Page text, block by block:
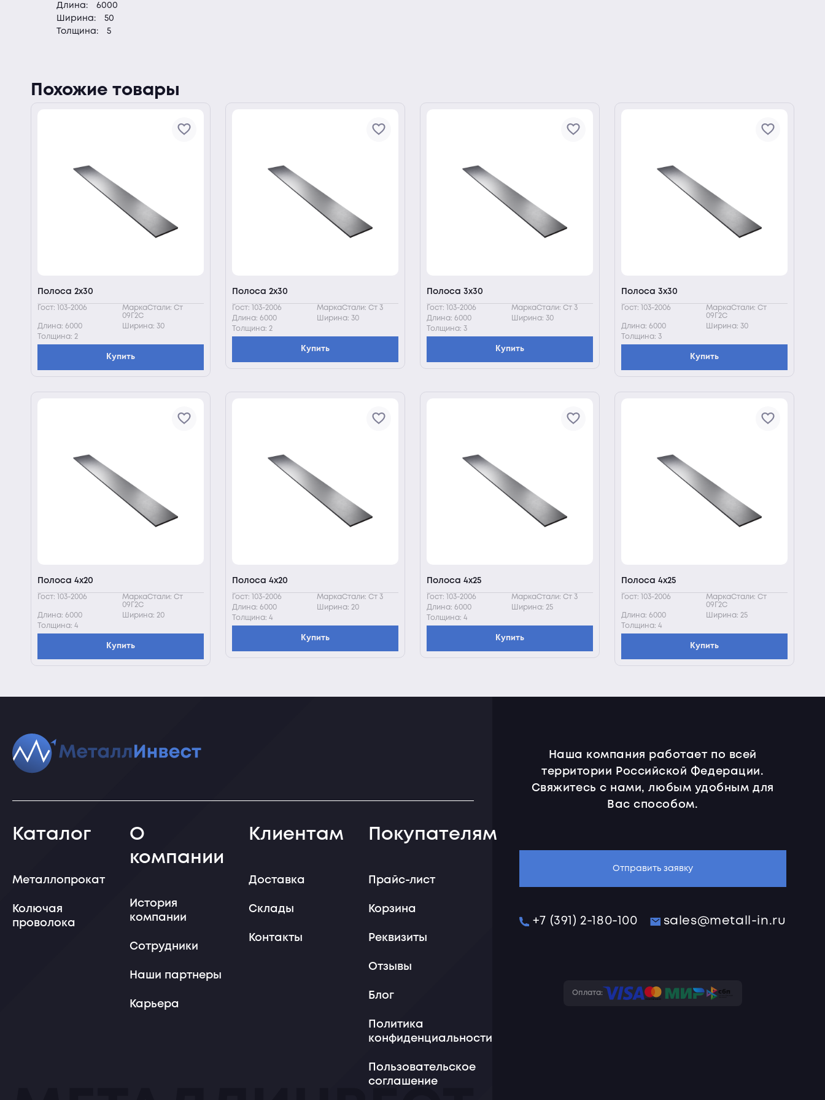
Длина:
6000
Ширина:
50
Толщина:
5
Похожие товары
Полоса 2х30
Гост: 103-2006
МаркаСтали: Ст
09Г2С
Длина: 6000
Ширина: 30
Толщина: 2
Купить
Полоса 2х30
Гост: 103-2006
МаркаСтали: Ст 3
Длина: 6000
Ширина: 30
Толщина: 2
Купить
Полоса 3х30
Гост: 103-2006
МаркаСтали: Ст 3
Длина: 6000
Ширина: 30
Толщина: 3
Купить
Полоса 3х30
Гост: 103-2006
МаркаСтали: Ст
09Г2С
Длина: 6000
Ширина: 30
Толщина: 3
Купить
Полоса 4х20
Гост: 103-2006
МаркаСтали: Ст
09Г2С
Длина: 6000
Ширина: 20
Толщина: 4
Купить
Полоса 4х20
Гост: 103-2006
МаркаСтали: Ст 3
Длина: 6000
Ширина: 20
Толщина: 4
Купить
Полоса 4х25
Гост: 103-2006
МаркаСтали: Ст 3
Длина: 6000
Ширина: 25
Толщина: 4
Купить
Полоса 4х25
Гост: 103-2006
МаркаСтали: Ст
09Г2С
Длина: 6000
Ширина: 25
Толщина: 4
Купить
Каталог
Металлопрокат
Колючая
проволока
О
компании
История
компании
Сотрудники
Наши партнеры
Карьера
Клиентам
Доставка
Склады
Контакты
Покупателям
Прайс-лист
Корзина
Реквизиты
Отзывы
Блог
Политика
конфиденциальности
Пользовательское
соглашение
Наша компания работает по всей
территории Российской Федерации.
Свяжитесь с нами, любым удобным для
Вас способом.
Отправить заявку
+7 (391) 2-180-100 sales@metall-in.ru
Оплата: